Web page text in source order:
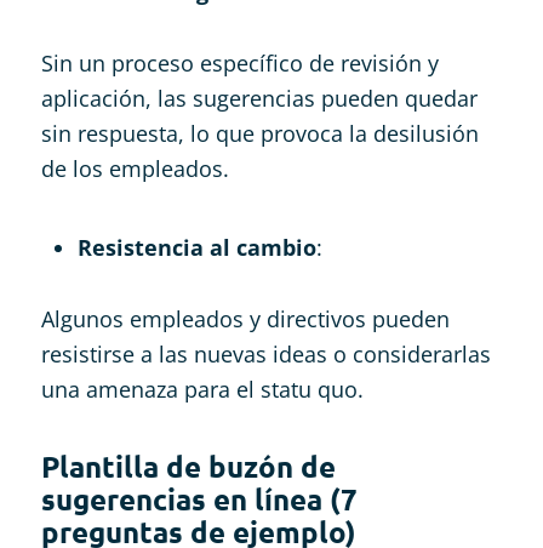
Sin un proceso específico de revisión y
aplicación, las sugerencias pueden quedar
sin respuesta, lo que provoca la desilusión
de los empleados.
Resistencia al cambio:
Algunos empleados y directivos pueden
resistirse a las nuevas ideas o considerarlas
una amenaza para el statu quo.
Plantilla de buzón de
sugerencias en línea (7
preguntas de ejemplo)